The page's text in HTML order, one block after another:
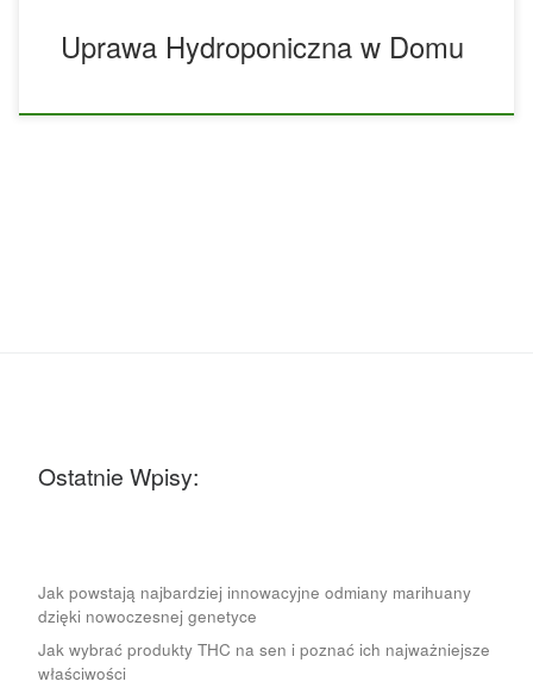
Uprawa Hydroponiczna w Domu
Ostatnie Wpisy:
Jak powstają najbardziej innowacyjne odmiany marihuany
dzięki nowoczesnej genetyce
Jak wybrać produkty THC na sen i poznać ich najważniejsze
właściwości